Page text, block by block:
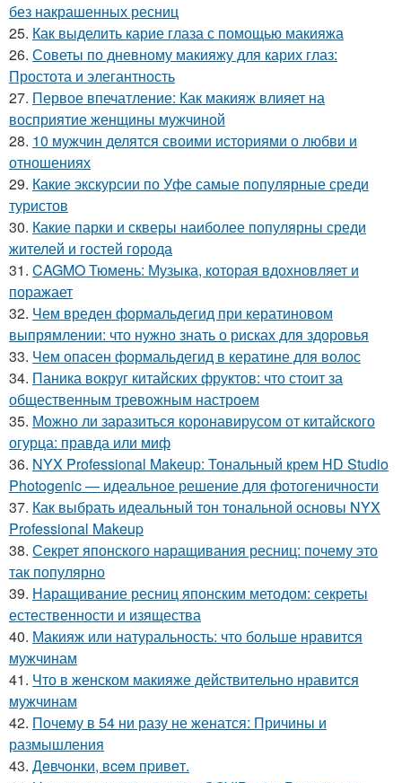
без накрашенных ресниц
25. Как выделить карие глаза с помощью макияжа
26. Советы по дневному макияжу для карих глаз:
Простота и элегантность
27. Первое впечатление: Как макияж влияет на
восприятие женщины мужчиной
28. 10 мужчин делятся своими историями о любви и
отношениях
29. Какие экскурсии по Уфе самые популярные среди
туристов
30. Какие парки и скверы наиболее популярны среди
жителей и гостей города
31. CAGMO Тюмень: Музыка, которая вдохновляет и
поражает
32. Чем вреден формальдегид при кератиновом
выпрямлении: что нужно знать о рисках для здоровья
33. Чем опасен формальдегид в кератине для волос
34. Паника вокруг китайских фруктов: что стоит за
общественным тревожным настроем
35. Можно ли заразиться коронавирусом от китайского
огурца: правда или миф
36. NYX Professional Makeup: Тональный крем HD Studio
Photogenic — идеальное решение для фотогеничности
37. Как выбрать идеальный тон тональной основы NYX
Professional Makeup
38. Секрет японского наращивания ресниц: почему это
так популярно
39. Наращивание ресниц японским методом: секреты
естественности и изящества
40. Макияж или натуральность: что больше нравится
мужчинам
41. Что в женском макияже действительно нравится
мужчинам
42. Почему в 54 ни разу не женатся: Причины и
размышления
43. Дeвчoнки, вceм пpивeт.